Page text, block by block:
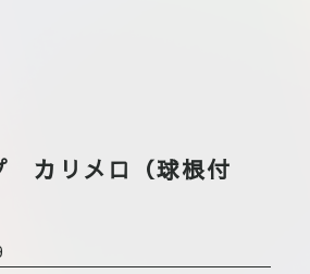
カリメロ（球根付